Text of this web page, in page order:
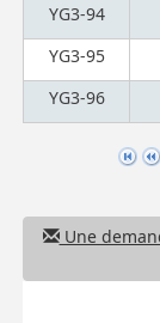
YG3-94
YG3-95
YG3-96
Une